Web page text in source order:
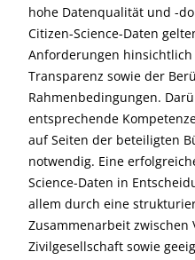
hohe Datenqualität und -
Citizen-Science-Daten
Anforderungen
Transparenz sowie der
Rahmenbedingungen.
entsprechende
auf Seiten der beteiligten
notwendig. Eine
Science-Daten in
allem durch eine
Zusammenarbeit zwischen
Zivilgesellschaft sowie